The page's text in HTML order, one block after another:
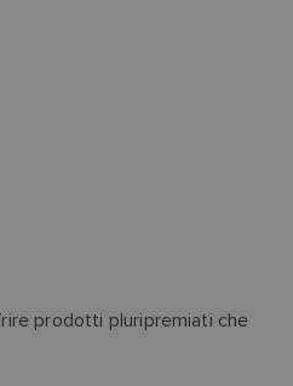
prodotti pluripremiati che